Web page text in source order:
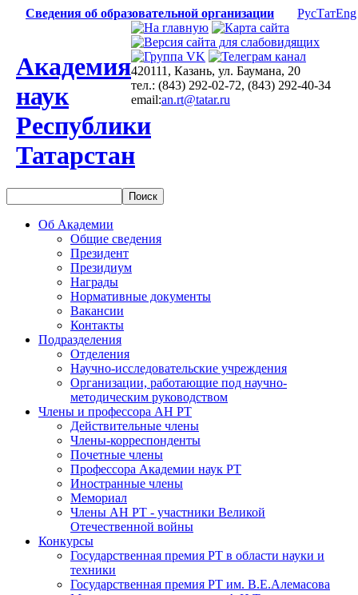
Сведения об образовательной организации РусТатEng
Академия
наук
Республики
Татарстан
420111, Казань, ул. Баумана, 20
тел.: (843) 292-02-72, (843) 292-40-34
email:an.rt@tatar.ru
Об Академии
Общие сведения
Президент
Президиум
Награды
Нормативные документы
Вакансии
Контакты
Подразделения
Отделения
Научно-исследовательские учреждения
Организации, работающие под научно-
методическим руководством
Члены и профессора АН РТ
Действительные члены
Члены-корреспонденты
Почетные члены
Профессора Академии наук РТ
Иностранные члены
Мемориал
Члены АН РТ - участники Великой
Отечественной войны
Конкурсы
Государственная премия РТ в области науки и
техники
Государственная премия РТ им. В.Е.Алемасова